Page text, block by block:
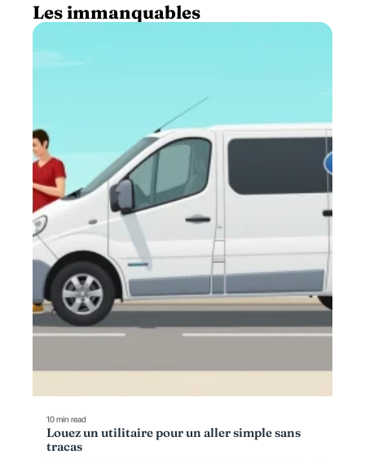
Les immanquables
10 min read
Louez un utilitaire pour un aller simple sans
tracas